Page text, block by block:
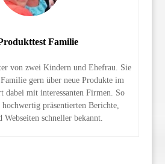
Familie
von zwei Kindern und Ehefrau. Sie
gern über neue Produkte im
dabei mit interessanten Firmen. So
präsentierten Berichte,
Webseiten schneller bekannt.